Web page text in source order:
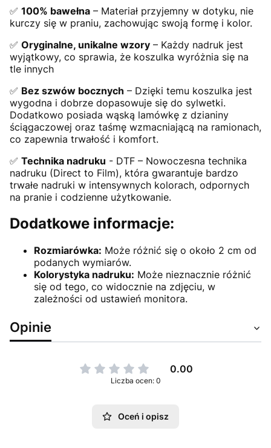
✅ 100% bawełna – Materiał przyjemny w dotyku, nie
kurczy się w praniu, zachowując swoją formę i kolor.
✅ Oryginalne, unikalne wzory – Każdy nadruk jest
wyjątkowy, co sprawia, że koszulka wyróżnia się na
tle innych
✅ Bez szwów bocznych – Dzięki temu koszulka jest
wygodna i dobrze dopasowuje się do sylwetki.
Dodatkowo posiada wąską lamówkę z dzianiny
ściągaczowej oraz taśmę wzmacniającą na ramionach,
co zapewnia trwałość i komfort.
✅ Technika nadruku - DTF – Nowoczesna technika
nadruku (Direct to Film), która gwarantuje bardzo
trwałe nadruki w intensywnych kolorach, odpornych
na pranie i codzienne użytkowanie.
Dodatkowe informacje:
Rozmiarówka: Może różnić się o około 2 cm od
podanych wymiarów.
Kolorystyka nadruku: Może nieznacznie różnić
się od tego, co widocznie na zdjęciu, w
zależności od ustawień monitora.
Opinie
0.00
Liczba ocen: 0
Oceń i opisz